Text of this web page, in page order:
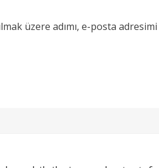
üzere adımı, e-posta